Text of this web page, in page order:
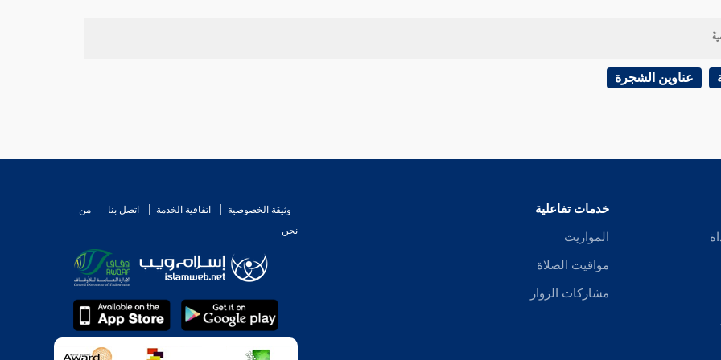
عناوين الشجرة
خدمات تفاعلية
المواريث
مواقيت الصلاة
مشاركات الزوار
وثيقة الخصوصية اتفاقية الخدمة اتصل بنا
من
نحن